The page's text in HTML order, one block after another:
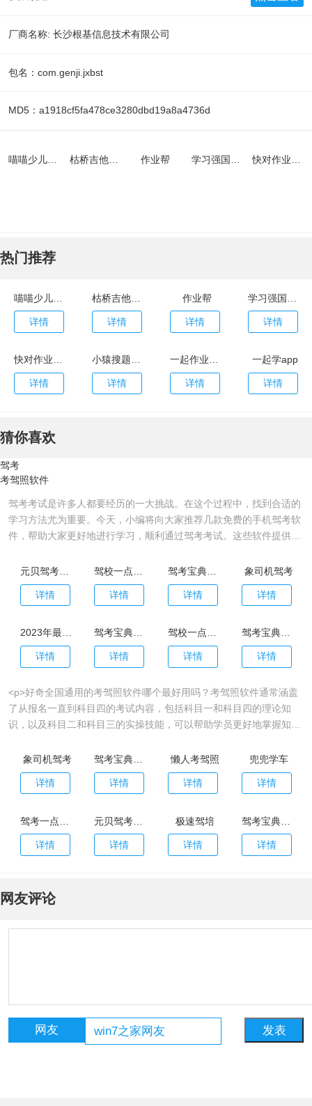
厂商名称: 长沙根基信息技术有限公司
包名：com.genji.jxbst
MD5：a1918cf5fa478ce3280dbd19a8a4736d
喵喵少儿英语官网版 枯桥吉他谱app 作业帮 学习强国平台app 快对作业app
热门推荐
详情 详情
作业帮
详情 详情
快对作业app
详情
小猿搜题app
详情
一起作业app
详情
一起学app
详情
猜你喜欢
驾考
考驾照软件
驾考考试是许多人都要经历的一大挑战。在这个过程中，找到合适的
学习方法尤为重要。今天，小编将向大家推荐几款免费的手机驾考软
件，帮助大家更好地进行学习，顺利通过驾考考试。这些软件提供了
能，可以让用户更加轻松地掌握驾考知识和技能！有需要的用户快来
免费下载使用吧！
详情 详情 详情
象司机驾考
详情
2023年最新版驾考宝典
详情
驾考宝典2023年最新版本
详情
驾校一点通2023最新版
详情
驾考宝典2023最新版本
详情
<p>好奇全国通用的考驾照软件哪个最好用吗？考驾照软件通常涵盖
了从报名一直到科目四的考试内容，包括科目一和科目四的理论知
识，以及科目二和科目三的实操技能，可以帮助学员更好地掌握知识
免费最实用的考驾照app排行榜前十名推荐给大家！有需要就来下载
吧！</p>
象司机驾考
详情 详情
懒人考驾照
详情
兜兜学车
详情
详情 详情
极速驾培
详情 详情
网友评论
网友